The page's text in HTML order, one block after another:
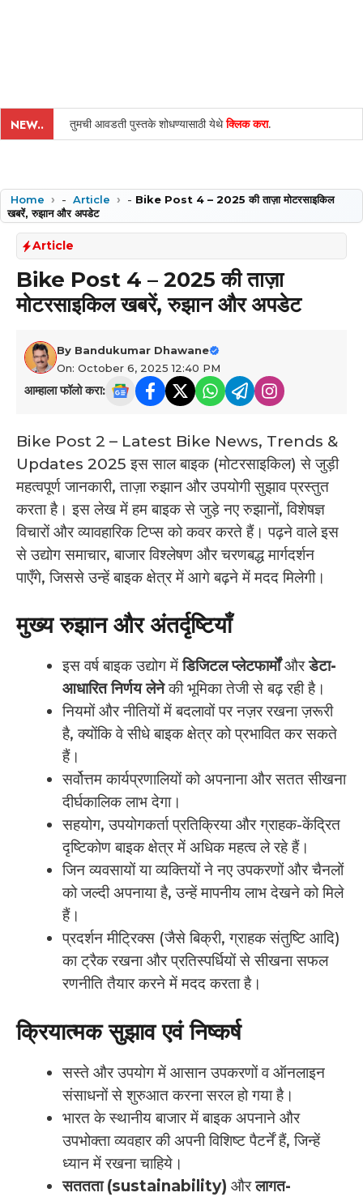
NEW.. तुमची आवडती पुस्तके शोधण्यासाठी येथेक्लिक करा.
Home - Article - Bike Post 4 – 2025 की ताज़ा मोटरसाइकिल
खबरें, रुझान और अपडेट
Article
Bike Post 4 – 2025 की ताज़ा
मोटरसाइकिल खबरें, रुझान और अपडेट
By Bandukumar Dhawane
On: October 6, 2025 12:40 PM
आम्हाला फॉलो करा:
Bike Post 2 – Latest Bike News, Trends &
Updates 2025 इस साल बाइक (मोटरसाइकिल) से जुड़ी
महत्वपूर्ण जानकारी, ताज़ा रुझान और उपयोगी सुझाव प्रस्तुत
करता है। इस लेख में हम बाइक से जुड़े नए रुझानों, विशेषज्ञ
विचारों और व्यावहारिक टिप्स को कवर करते हैं। पढ़ने वाले इस
से उद्योग समाचार, बाजार विश्लेषण और चरणबद्ध मार्गदर्शन
पाएँगे, जिससे उन्हें बाइक क्षेत्र में आगे बढ़ने में मदद मिलेगी।
मुख्य रुझान और अंतर्दृष्टियाँ
इस वर्ष बाइक उद्योग मेंडिजिटल प्लेटफार्मोंऔरडेटा-
आधारित निर्णय लेनेकी भूमिका तेजी से बढ़ रही है।
नियमों और नीतियों में बदलावों पर नज़र रखना ज़रूरी
है, क्योंकि वे सीधे बाइक क्षेत्र को प्रभावित कर सकते
हैं।
सर्वोत्तम कार्यप्रणालियों को अपनाना और सतत सीखना
दीर्घकालिक लाभ देगा।
सहयोग, उपयोगकर्ता प्रतिक्रिया और ग्राहक-केंद्रित
दृष्टिकोण बाइक क्षेत्र में अधिक महत्व ले रहे हैं।
जिन व्यवसायों या व्यक्तियों ने नए उपकरणों और चैनलों
को जल्दी अपनाया है, उन्हें मापनीय लाभ देखने को मिले
हैं।
प्रदर्शन मीट्रिक्स (जैसे बिक्री, ग्राहक संतुष्टि आदि)
का ट्रैक रखना और प्रतिस्पर्धियों से सीखना सफल
रणनीति तैयार करने में मदद करता है।
क्रियात्मक सुझाव एवं निष्कर्ष
सस्ते और उपयोग में आसान उपकरणों व ऑनलाइन
संसाधनों से शुरुआत करना सरल हो गया है।
भारत के स्थानीय बाजार में बाइक अपनाने और
उपभोक्ता व्यवहार की अपनी विशिष्ट पैटर्नें हैं, जिन्हें
ध्यान में रखना चाहिये।
सततता (sustainability) औरलागत-